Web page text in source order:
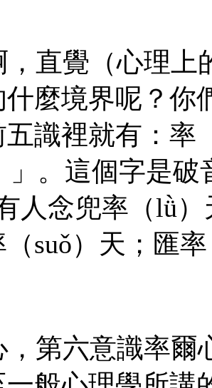
直覺（心理上
什麼境界呢？你
識裡就有：率
」。這個字是
人念兜率（lǜ
suǒ）天；匯
第六意識率